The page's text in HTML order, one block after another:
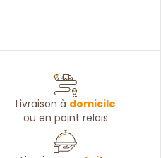
Livraison à domicile
ou en point relais